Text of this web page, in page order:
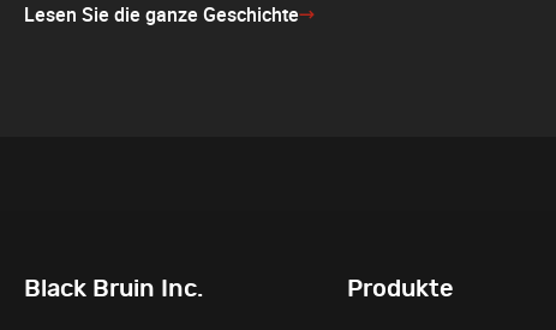
Lesen Sie die ganze Geschichte
Black Bruin Inc. Produkte